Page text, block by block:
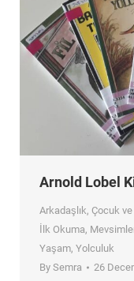
Arnold Lobel
Arkadaşlık, Çocuk
İlk Okuma,
Yaşam, Yolculuk
By Semra 26